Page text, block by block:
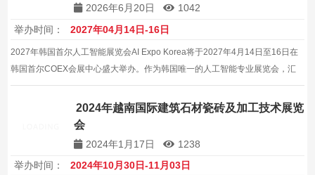
2026年6月20日
1042
举办时间：
2027年04月14日-16日
2027年韩国首尔人工智能展览会AI Expo Korea将于2027年4月14日至16日在
韩国首尔COEX会展中心盛大举办。作为韩国唯一的人工智能专业展览会，汇
聚全球AI芯片、机器学习、智能应用及机器人企业，是开拓韩国及东亚人工智
能市场的顶级平台。2024年越南国际建筑石材瓷砖及加工技术展览
会
2024年1月17日
1238
举办时间：
2024年10月30日-11月03日